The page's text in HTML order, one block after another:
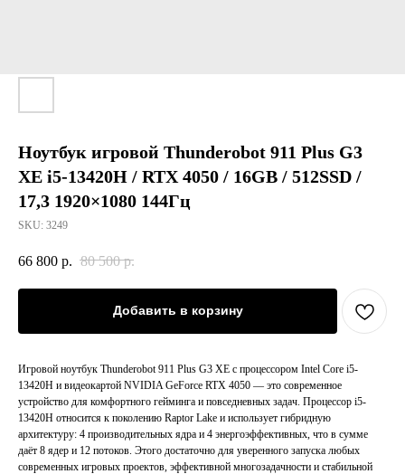
Ноутбук игровой Thunderobot 911 Plus G3
XE i5-13420H / RTX 4050 / 16GB / 512SSD /
17,3 1920×1080 144Гц
SKU: 3249
66 800 р. 80 500 р.
Добавить в корзину
Игровой ноутбук Thunderobot 911 Plus G3 XE с процессором Intel Core i5-
13420H и видеокартой NVIDIA GeForce RTX 4050 — это современное
устройство для комфортного гейминга и повседневных задач. Процессор i5-
13420H относится к поколению Raptor Lake и использует гибридную
архитектуру: 4 производительных ядра и 4 энергоэффективных, что в сумме
даёт 8 ядер и 12 потоков. Этого достаточно для уверенного запуска любых
современных игровых проектов, эффективной многозадачности и стабильной